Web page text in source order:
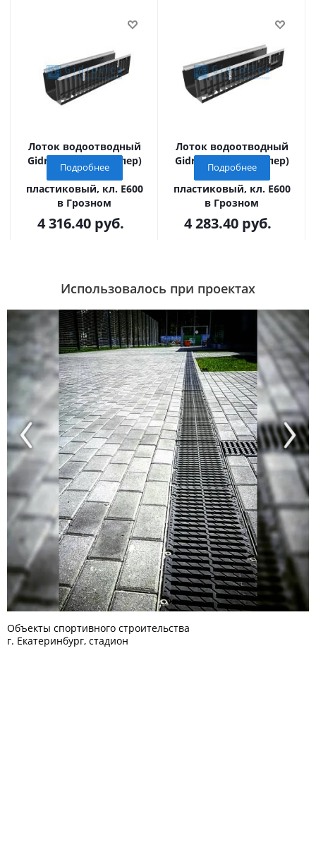
Лоток водоотводный
Gidrolica Super (Супер)
ЛВ -20.24,6.25 -
пластиковый, кл. Е600
в Грозном
4 316.40руб.
Подробнее
Лоток водоотводный
Gidrolica Super (Супер)
ЛВ -20.24,6.20 -
пластиковый, кл. Е600
в Грозном
4 283.40 руб.
Подробнее
Использовалось при проектах
Previous
Объекты спортивного строительства
г. Екатеринбург, стадион
Next